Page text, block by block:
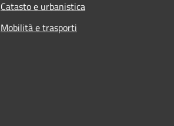
Catasto e urbanistica
Mobilità e trasporti